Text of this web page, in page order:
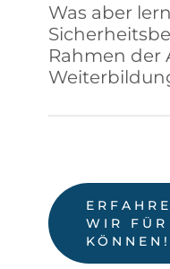
Was aber
Rahmen der
die
Bereiche
WIR
KÖNNEN!